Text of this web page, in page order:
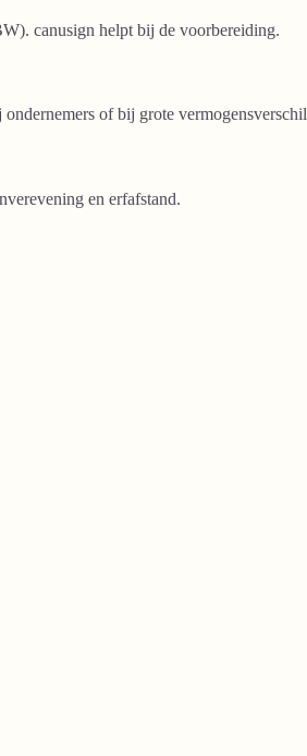
canusign helpt bij de voorbereiding.
of bij grote
en erfafstand.